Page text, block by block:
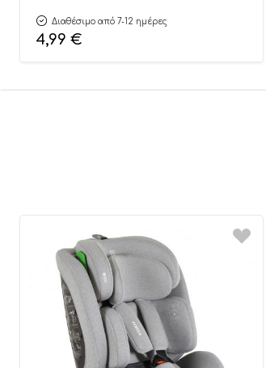
Διαθέσιμο από 7-12 ημέρες
4,99 €